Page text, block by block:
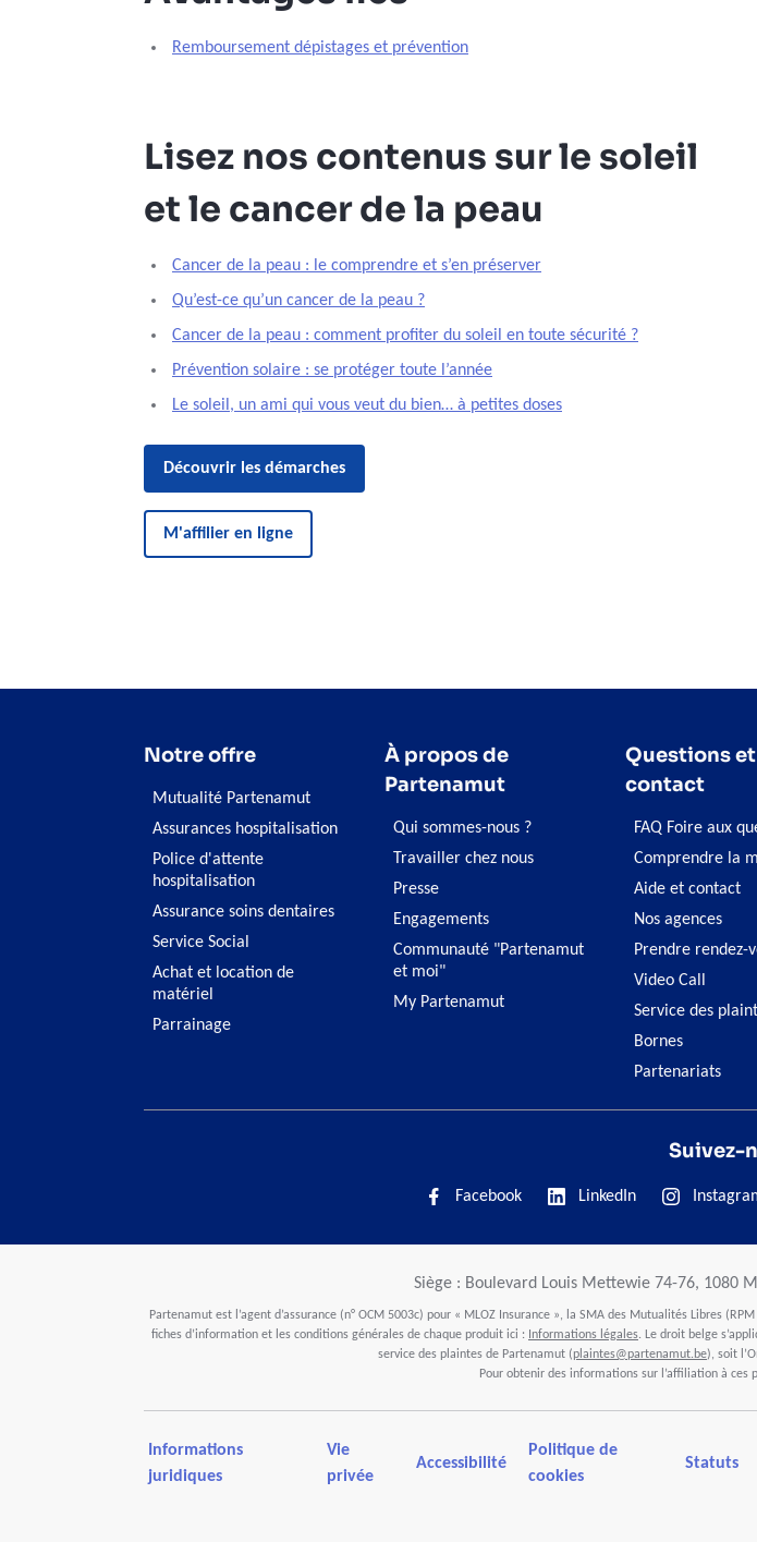
Remboursement dépistages et prévention
Lisez nos contenus sur le soleil
et le cancer de la peau
Cancer de la peau : le comprendre et s’en préserver
Qu’est-ce qu’un cancer de la peau ?
Cancer de la peau : comment profiter du soleil en toute sécurité ?
Prévention solaire : se protéger toute l’année
Le soleil, un ami qui vous veut du bien… à petites doses
Découvrir les démarches
M'affilier en ligne
Notre offre
Mutualité Partenamut
Assurances hospitalisation
Police d'attente
hospitalisation
Assurance soins dentaires
Service Social
Achat et location de
matériel
Parrainage
À propos de
Partenamut
Qui sommes-nous ?
Travailler chez nous
Presse
Engagements
Communauté "Partenamut
et moi"
My Partenamut
Questions et
contact
FAQ Foire aux
Comprendre la
Aide et contact
Nos agences
Prendre rendez-
Video Call
Service des
Bornes
Partenariats
Suivez-
Facebook LinkedIn
Siège : Boulevard Louis Mettewie 74-76, 1080
Partenamut est l’agent d’assurance (n° OCM 5003c) pour « MLOZ Insurance », la SMA des Mutualités Libres
fiches d’information et les conditions générales de chaque produit ici : Informations légales. Le droit belge
service des plaintes de Partenamut (plaintes@partenamut.be), soit
Pour obtenir des informations sur l’affiliation à
Informations
juridiques
Vie
privée
Accessibilité
Politique de
cookies
Statuts